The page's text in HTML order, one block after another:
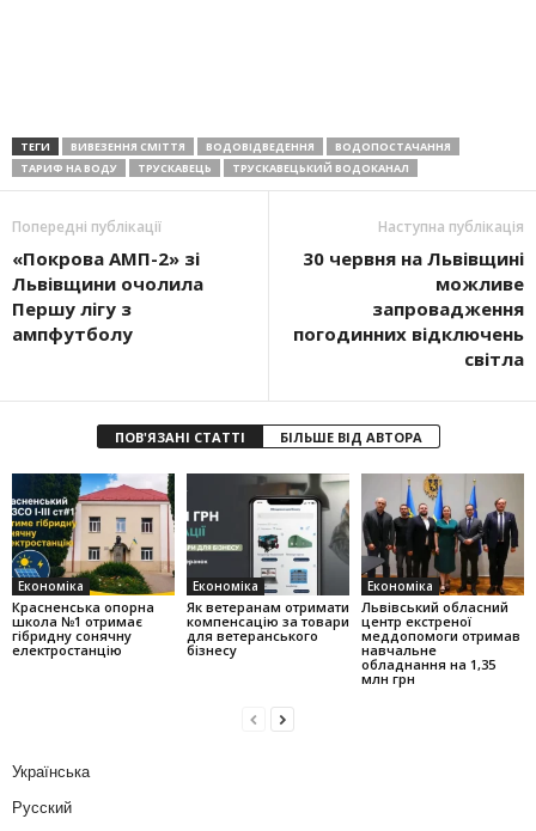
ТЕГИ ВИВЕЗЕННЯ СМІТТЯ ВОДОВІДВЕДЕННЯ
ВОДОПОСТАЧАННЯ
ТАРИФ НА ВОДУ
ТРУСКАВЕЦЬ ТРУСКАВЕЦЬКИЙ ВОДОКАНАЛ
Попередні публікації
«Покрова АМП-2» зі
Львівщини очолила
Першу лігу з
ампфутболу
Наступна публікація
30 червня на Львівщині
можливе
запровадження
погодинних відключень
світла
ПОВ'ЯЗАНІ СТАТТІ БІЛЬШЕ ВІД АВТОРА
Економіка
Красненська опорна
школа №1 отримає
гібридну сонячну
електростанцію
Економіка
Як ветеранам отримати
компенсацію за товари
для ветеранського
бізнесу
Економіка
Львівський обласний
центр екстреної
меддопомоги отримав
навчальне
обладнання на 1,35
млн грн
Українська
Русский